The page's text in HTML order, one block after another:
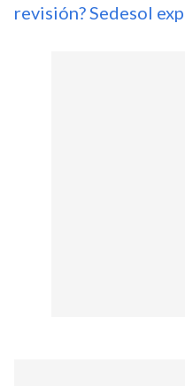
revisión? Sedesol